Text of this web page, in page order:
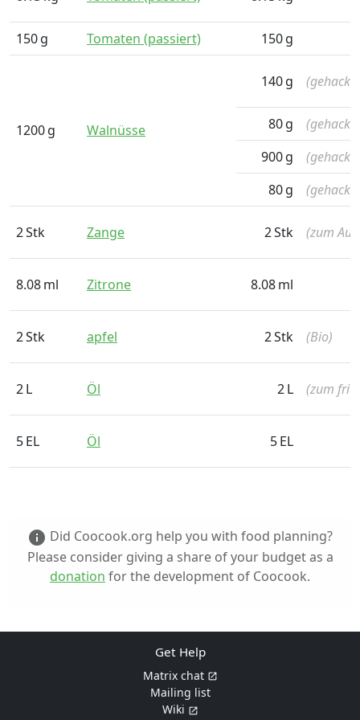
150g Tomaten (passiert) 150g
1200g Walnüsse
140g (gehackt)
80g
(gehackt)
900g
(gehackt)
80g (gehackt)
2Stk Zange 2Stk (zum
8.08ml Zitrone 8.08ml
2Stk apfel 2Stk (Bio)
2L Öl 2L (zum
5EL Öl 5EL
info Did Coocook.org help you with food planning?
Please consider giving a share of your budget as a
donation for the development of Coocook.
Get Help
Matrix chat
Mailing list
Wiki